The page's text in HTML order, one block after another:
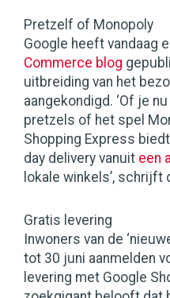
Pretzelf of Monopoly
Google heeft vandaag
Commerce blog
uitbreiding van het
aangekondigd. ‘Of je
pretzels of het spel
Shopping Express
day delivery vanuit een
lokale winkels’, schrijft
Gratis levering
Inwoners van de
tot 30 juni aanmelden
levering met Google